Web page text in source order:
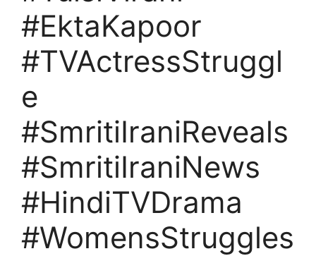
#EktaKapoor
#TVActressStruggl
e
#SmritiIraniReveals
#SmritiIraniNews
#HindiTVDrama
#WomensStruggles